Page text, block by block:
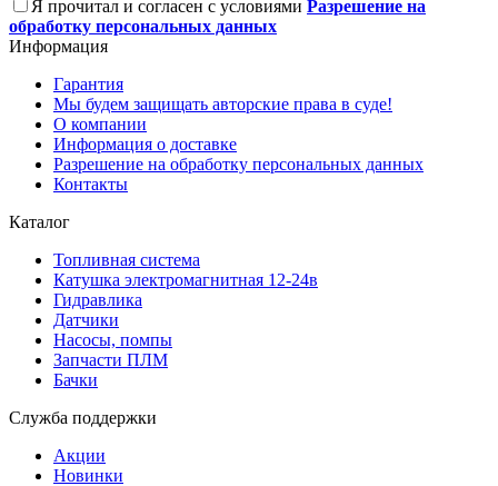
Я прочитал и согласен с условиями Разрешение на
обработку персональных данных
Информация
Гарантия
Мы будем защищать авторские права в суде!
О компании
Информация о доставке
Разрешение на обработку персональных данных
Контакты
Каталог
Топливная система
Катушка электромагнитная 12-24в
Гидравлика
Датчики
Насосы, помпы
Запчасти ПЛМ
Бачки
Служба поддержки
Акции
Новинки